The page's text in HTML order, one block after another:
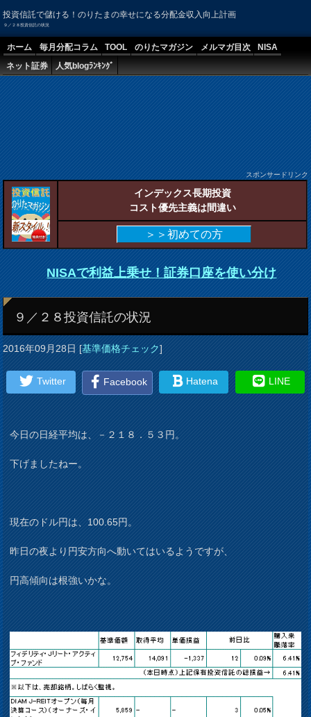
投資信託で儲ける！のりたまの幸せになる分配金収入向上計画
９／２８投資信託の状況
ホーム 毎月分配コラム TOOL のりたマガジン メルマガ目次
NISA
ネット証券
人気blogﾗﾝｷﾝｸﾞ
スポンサードリンク
インデックス長期投資
コスト優先主義は間違い
＞＞初めての方
NISAで利益上乗せ！証券口座を使い分け
９／２８投資信託の状況
2016年09月28日[基準価格チェック]
Twitter Facebook Hatena LINE
今日の日経平均は、－２１８．５３円。
下げましたねー。
現在のドル円は、100.65円。
昨日の夜より円安方向へ動いてはいるようですが、
円高傾向は根強いかな。